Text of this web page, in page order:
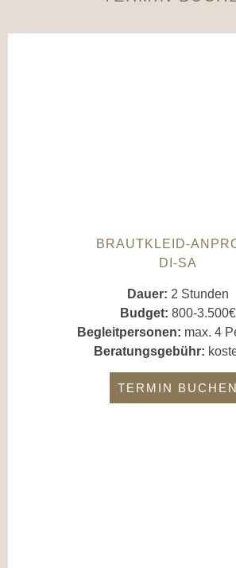
BRAUTKLEID-
DI-SA
Dauer: 2 Stunden
Budget: 800-3.500€
Begleitpersonen: max. 4
Beratungsgebühr:
TERMIN BUCHEN